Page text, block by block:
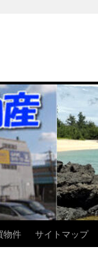
物件 サイトマップ